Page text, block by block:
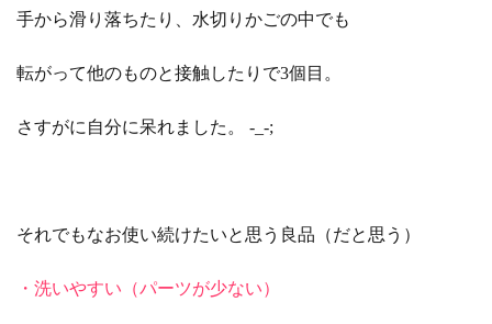
手から滑り落ちたり、水切りかごの中でも
転がって他のものと接触したりで3個目。
さすがに自分に呆れました。 -_-;
それでもなお使い続けたいと思う良品（だと思う）
・洗いやすい（パーツが少ない）